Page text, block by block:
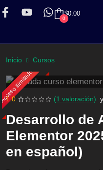
$0.00
0
Inicio Cursos
Ilimitado
1.0 (1 valoración) y
Desarrollo de
Elementor
en español)